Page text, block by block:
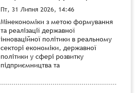
Пт, 31 Липня 2026, 14:46
Мінекономіки з метою формування
та реалізації державної
інноваційної політики в реальному
секторі економіки, державної
політики у сфері розвитку
підприємництва та